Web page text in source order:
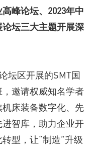
峰论坛、2023年中
坛三大主题开展深
坛区开展的SMT国
邀请权威知名学者
床装备数字化、先
智库，助力企业开
型，让“制造”升级